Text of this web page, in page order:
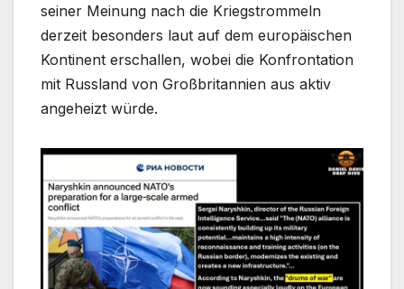
seiner Meinung nach die Kriegstrommeln
derzeit besonders laut auf dem europäischen
Kontinent erschallen, wobei die Konfrontation
mit Russland von Großbritannien aus aktiv
angeheizt würde.